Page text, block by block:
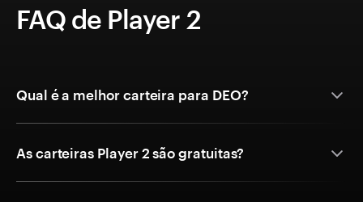
FAQ de Player 2
Qual é a melhor carteira para DEO?
As carteiras Player 2 são gratuitas?